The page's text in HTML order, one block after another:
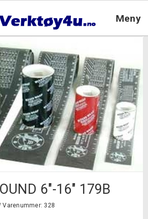
Meny
6″-16″ 179B
/Varenummer: 328